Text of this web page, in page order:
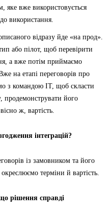
вже використовується
використання.
відразу йде «на прод».
або пілот, щоб перевірити
а вже потім приймаємо
на етапі переговорів про
з командою ІТ, щоб скласти
продемонструвати його
ж, вартість.
інтеграцій?
із замовником та його
терміни й вартість.
рішення справді